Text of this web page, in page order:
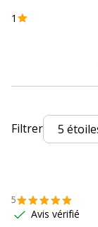
Produit
Produit sans
Produit
Présence de
dangereuses
Données
Code barre
1
Filtrer
5
Avis vérifié